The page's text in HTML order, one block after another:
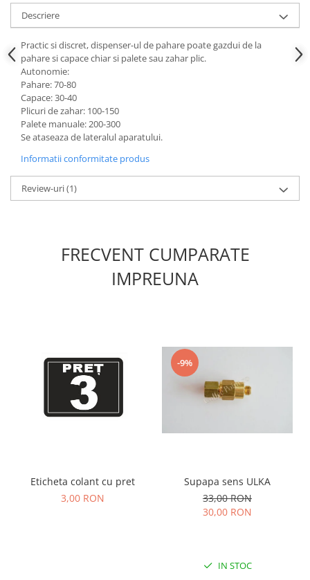
Descriere
Practic si discret, dispenser-ul de pahare poate gazdui de la
pahare si capace chiar si palete sau zahar plic.
Autonomie:
Pahare: 70-80
Capace: 30-40
Plicuri de zahar: 100-150
Palete manuale: 200-300
Se ataseaza de lateralul aparatului.
Informatii conformitate produs
Review-uri(1)
FRECVENT CUMPARATE
IMPREUNA
Eticheta colant cu pret
3,00 RON
-9%
Supapa sens ULKA
33,00 RON
30,00 RON
IN STOC